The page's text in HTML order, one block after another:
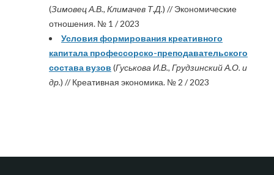
(Зимовец А.В., Климачев Т.Д.) // Экономические
отношения. № 1 / 2023
Условия формирования креативного
капитала профессорско-преподавательского
состава вузов (Гуськова И.В., Грудзинский А.О. и
др.) // Креативная экономика. № 2 / 2023